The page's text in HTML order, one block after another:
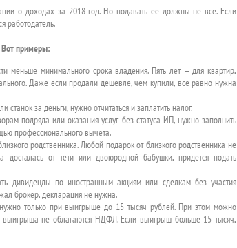
о доходах за 2018 год. Но подавать ее должны не все. Если
работодатель.
Вот примеры:
меньше минимального срока владения. Пять лет — для квартир,
Даже если продали дешевле, чем купили, все равно нужна
за деньги, нужно отчитаться и заплатить налог.
подряда или оказания услуг без статуса ИП, нужно заполнить
профессионального вычета.
родственника. Любой подарок от близкого родственника не
от тети или двоюродной бабушки, придется подать
дивиденды по иностранным акциям или сделкам без участия
брокер, декларация не нужна.
только при выигрыше до 15 тысяч рублей. При этом можно
не облагаются НДФЛ. Если выигрыш больше 15 тысяч,